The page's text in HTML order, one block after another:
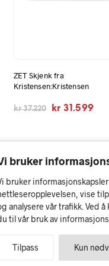
bruker
bruker
vise
analysere vår trafikk. Ved
til vår bruk av
Tilpass Kun
ZET Skjenk fra
Kristensen:Kristensen
kr37.220
Opprinnelig
kr 31.599
forekomme. Møbler på